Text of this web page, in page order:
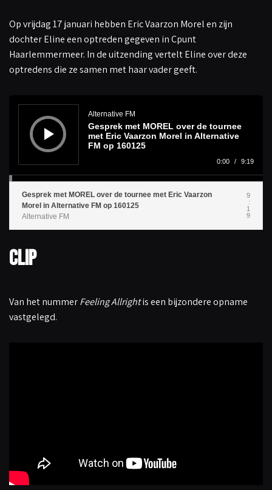
Op vrijdag 17 januari hebben Eric Vaarzon Morel en zijn
dochter Eline een optreden gegeven in Cpunt
Haarlemmermeer. In de uitzending vertelt Eline over deze
optredens die ze samen met haar vader geeft.
Alternative FM
Gesprek met MOREL over de tournee
met Eric Vaarzon Morel in Alternative
FM op 160125
0:00 / 9:19
Gesprek met MOREL over de tournee met Eric Vaarzon
Morel in Alternative FM op 160125
Alternative FM
9
:
1
9
Clip
Van het nummerFeeling Allrightis een bijzondere opname
vastgelegd.